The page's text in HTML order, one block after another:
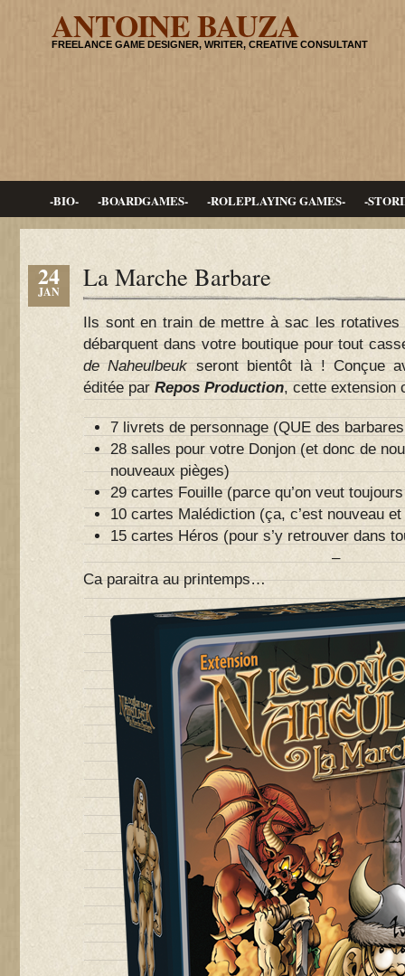
ANTOINE BAUZA
FREELANCE GAME DESIGNER, WRITER, CREATIVE CONSULTANT
-BIO- -BOARDGAMES- -ROLEPLAYING GAMES- -
24
JAN La Marche Barbare
Ils sont en train de mettre à sac les rotatives
débarquent dans votre boutique pour tout
de Naheulbeukseront bientôt là ! Conçue
éditée parRepos Production, cette extension
7 livrets de personnage (QUE des
28 salles pour votre Donjon (et donc de
nouveaux pièges)
29 cartes Fouille (parce qu’on veut
10 cartes Malédiction (ça, c’est nouveau
15 cartes Héros (pour s’y retrouver dans
–
Ca paraitra au printemps…